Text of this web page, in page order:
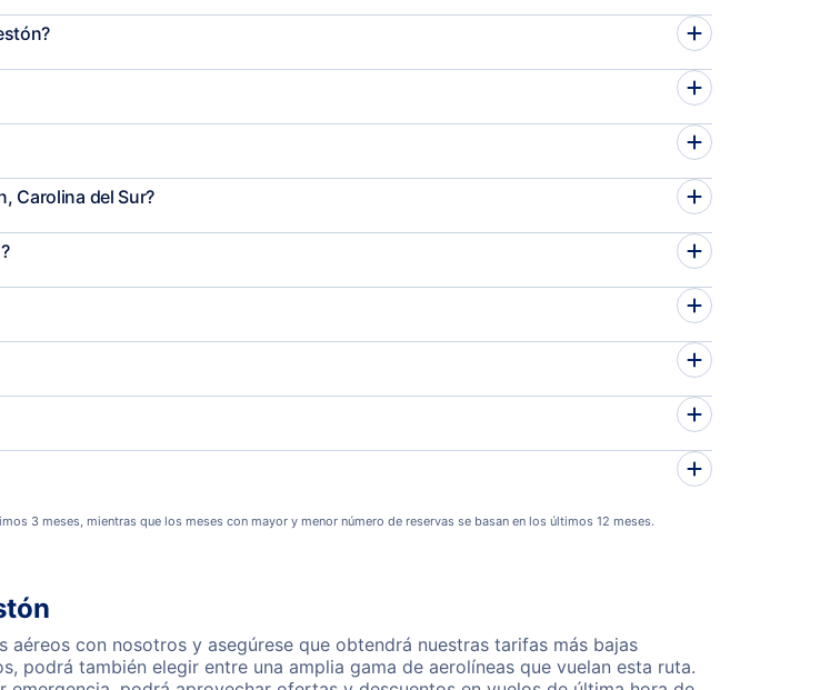
Carolina del Sur?
3 meses, mientras que los meses con mayor y menor número de reservas se basan en los últimos 12 meses.
aéreos con nosotros y asegúrese que obtendrá nuestras tarifas más bajas
podrá también elegir entre una amplia gama de aerolíneas que vuelan esta ruta.